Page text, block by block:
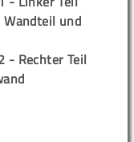
und
- Rechter Teil